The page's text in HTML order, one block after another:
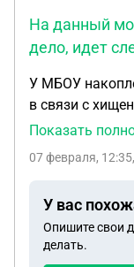
На данный
дело, идет
У МБОУ
в связи с
возбуждено
учредитель,
детей и
Показать
07 февраля, 12:35
У вас
Опишите свои
делать.